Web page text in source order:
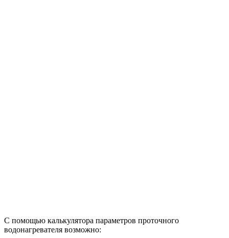
С помощью калькулятора параметров проточного
водонагревателя возможно: